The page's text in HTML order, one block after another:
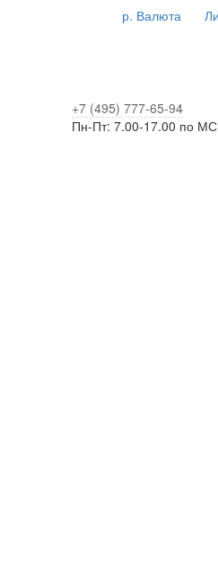
р. Валюта
+7 (495) 777-65-94
Пн-Пт: 7.00-17.00 по